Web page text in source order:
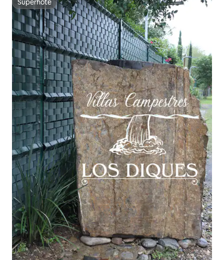
Superhôte
Superhôte